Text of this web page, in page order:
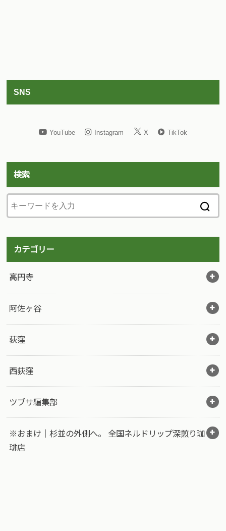
SNS
YouTube Instagram X TikTok
検索
カテゴリー
高円寺
阿佐ヶ谷
荻窪
西荻窪
ツブサ編集部
※おまけ｜杉並の外側へ。 全国ネルドリップ深煎り珈
琲店